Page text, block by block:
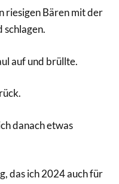
riesigen Bären mit der
schlagen.
auf und brüllte.
danach etwas
das ich 2024 auch für